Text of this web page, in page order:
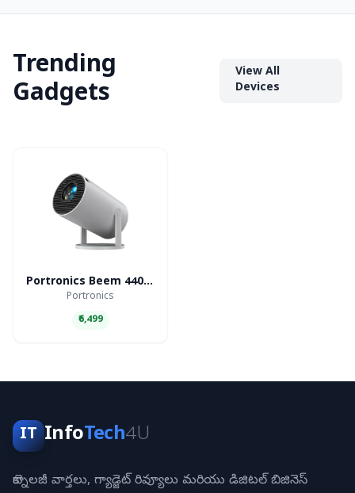
Trending
Gadgets
View All
Devices
Portronics Beem 440 Smart LED Projector
Portronics
₹6,499
IT InfoTech4U
టెక్నాలజీ వార్తలు, గ్యాడ్జెట్ రివ్యూలు మరియు డిజిటల్ బిజినెస్